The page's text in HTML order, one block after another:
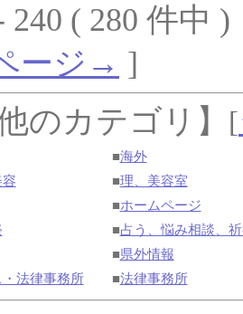
240 ( 280 件
ージ→ ]
のカテゴリ】
[
■海外
■理、美容室
■ホームページ
■占う、悩み相談、
■県外情報
・法律事務所 ■法律事務所